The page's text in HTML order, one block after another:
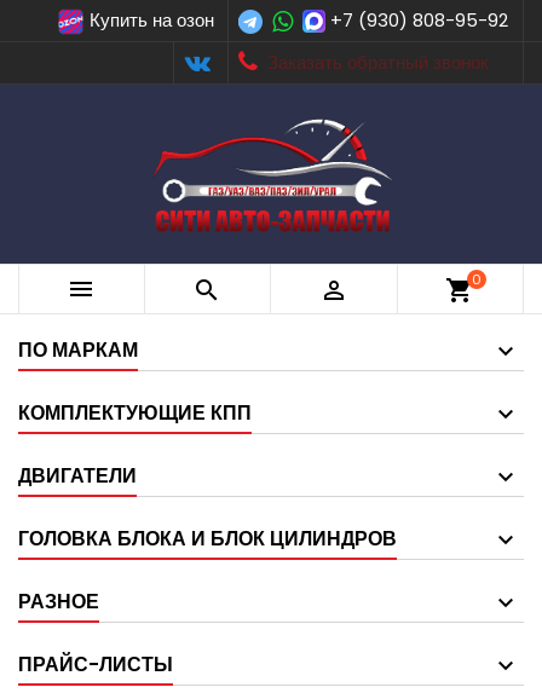
Купить на озон
+7 (930) 808-95-92
Заказать обратный звонок
   shopping_cart0
ПО МАРКАМ
КОМПЛЕКТУЮЩИЕ КПП
ДВИГАТЕЛИ
ГОЛОВКА БЛОКА И БЛОК ЦИЛИНДРОВ
РАЗНОЕ
ПРАЙС-ЛИСТЫ